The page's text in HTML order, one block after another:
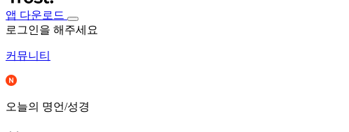
앱 다운로드
로그인을 해주세요
커뮤니티
오늘의 명언/성경